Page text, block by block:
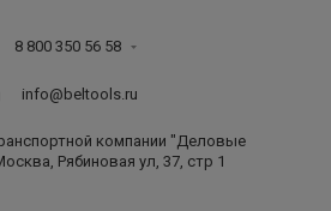
8 800 350 56 58
info@beltools.ru
компании "Деловые
Рябиновая ул, 37, стр 1